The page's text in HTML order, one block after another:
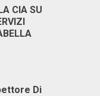
CIA SU
Di